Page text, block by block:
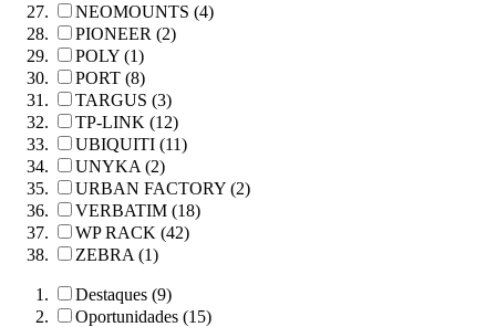
NEOMOUNTS (4)
PIONEER (2)
POLY (1)
PORT (8)
TARGUS (3)
TP-LINK (12)
UBIQUITI (11)
UNYKA (2)
URBAN FACTORY (2)
VERBATIM (18)
WP RACK (42)
ZEBRA (1)
Destaques (9)
Oportunidades (15)